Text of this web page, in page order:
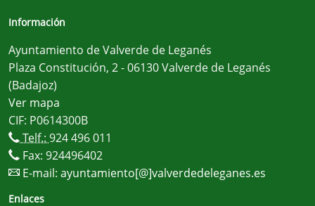
Información
Ayuntamiento de Valverde de Leganés
Plaza Constitución, 2 - 06130 Valverde de Leganés
(Badajoz)
Ver mapa
CIF: P0614300B
Telf.: 924 496 011
Fax: 924496402
E-mail: ayuntamiento[@]valverdedeleganes.es
Enlaces